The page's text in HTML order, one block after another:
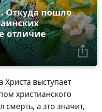
Откуда пошло
отличие
Христа выступает
христианского
смерть, а это значит,